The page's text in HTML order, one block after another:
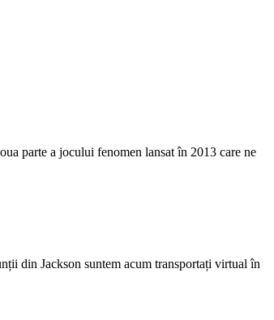
parte a jocului fenomen lansat în 2013 care ne
din Jackson suntem acum transportați virtual în